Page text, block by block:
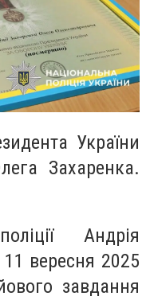
України
Захаренка.
Андрія
вересня 2025
завдання